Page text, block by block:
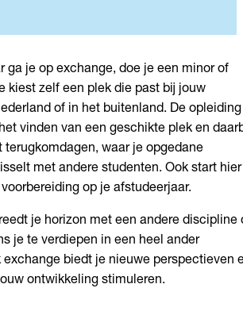
ga je op exchange, doe je een minor of
kiest zelf een plek die past bij jouw
of in het buitenland. De opleiding
vinden van een geschikte plek en
terugkomdagen, waar je opgedane
met andere studenten. Ook start hier
op je afstudeerjaar.
je horizon met een andere discipline
je te verdiepen in een heel ander
exchange biedt je nieuwe perspectieven
ontwikkeling stimuleren.